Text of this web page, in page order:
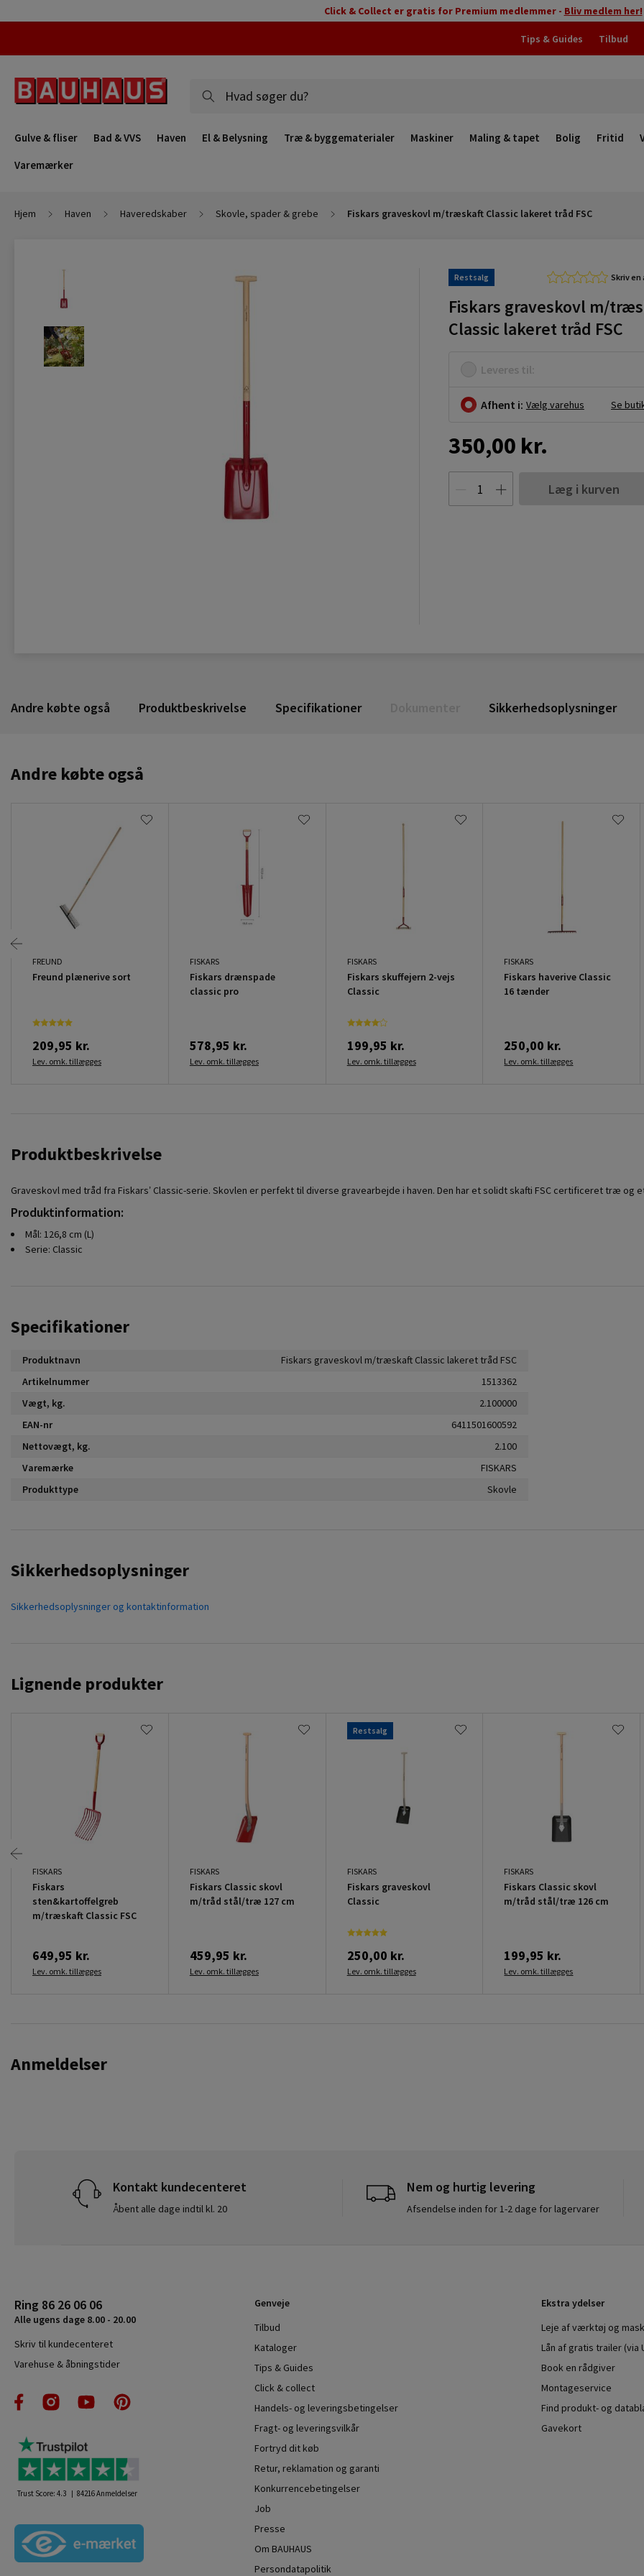
Click & Collect er gratis for Premium medlemmer - Bliv medlem her!
Tips & Guides Tilbud
Gulve & fliser Bad & VVS Haven El & Belysning Træ & byggematerialer Maskiner Maling & tapet Bolig Fritid
Varemærker
Hjem Haven Haveredskaber Skovle, spader & grebe Fiskars graveskovl m/træskaft Classic lakeret tråd FSC
Restsalg Skriv
Fiskars graveskovl m/
Classic lakeret tråd FSC
Leveres til:
Afhent i: Vælg varehus Se
350,00 kr.
Læg i kurven
Andre købte også Produktbeskrivelse Specifikationer Sikkerhedsoplysninger
Andre købte også
FREUND
Freund plænerive sort
209,95 kr.
Lev. omk. tillægges
FISKARS
Fiskars drænspade
classic pro
578,95 kr.
Lev. omk. tillægges
FISKARS
Fiskars skuffejern 2-vejs
Classic
199,95 kr.
Lev. omk. tillægges
FISKARS
Fiskars haverive Classic
16 tænder
250,00 kr.
Lev. omk. tillægges
Produktbeskrivelse
Graveskovl med tråd fra Fiskars’ Classic-serie. Skovlen er perfekt til diverse gravearbejde i haven. Den har et solidt skafti FSC certificeret træ og
Produktinformation:
Mål: 126,8 cm (L)
Serie: Classic
Specifikationer
Produktnavn
Fiskars graveskovl m/træskaft Classic lakeret tråd FSC
Artikelnummer
1513362
Vægt, kg.
2.100000
EAN-nr
6411501600592
Nettovægt, kg.
2.100
Varemærke
FISKARS
Produkttype
Skovle
Sikkerhedsoplysninger
Sikkerhedsoplysninger og kontaktinformation
Lignende produkter
FISKARS
Fiskars
sten&kartoffelgreb
m/træskaft Classic FSC
649,95 kr.
Lev. omk. tillægges
FISKARS
Fiskars Classic skovl
m/tråd stål/træ 127 cm
459,95 kr.
Lev. omk. tillægges
Restsalg
FISKARS
Fiskars graveskovl
Classic
250,00 kr.
Lev. omk. tillægges
FISKARS
Fiskars Classic skovl
m/tråd stål/træ 126 cm
199,95 kr.
Lev. omk. tillægges
Anmeldelser
Kontakt kundecenteret
Åbent alle dage indtil kl. 20
Nem og hurtig levering
Afsendelse inden for 1-2 dage for lagervarer
Ring 86 26 06 06
Alle ugens dage 8.00 - 20.00
Skriv til kundecenteret
Varehuse & åbningstider
Trust Score: 4.3 84216Anmeldelser
Genveje
Tilbud
Kataloger
Tips & Guides
Click & collect
Handels- og leveringsbetingelser
Fragt- og leveringsvilkår
Fortryd dit køb
Retur, reklamation og garanti
Konkurrencebetingelser
Job
Presse
Om BAUHAUS
Persondatapolitik
Ekstra ydelser
Leje af værktøj og
Lån af gratis trailer (via
Book en rådgiver
Montageservice
Find produkt- og
Gavekort